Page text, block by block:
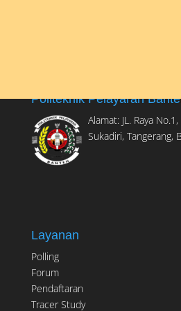
Politeknik Pelayaran
Alamat: JL. Raya
Sukadiri, Tangerang,
Layanan
Polling
Forum
Pendaftaran
Tracer Study